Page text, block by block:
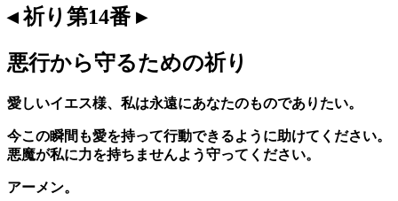
◂ 祈り第14番 ▸
悪行から守るための祈り
愛しいイエス様、私は永遠にあなたのものでありたい。
今この瞬間も愛を持って行動できるように助けてください。
悪魔が私に力を持ちませんよう守ってください。
アーメン。